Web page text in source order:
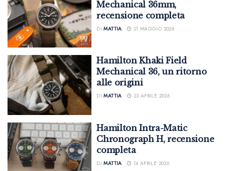
Mechanical 36mm,
recensione completa
DI MATTIA 21 MAGGIO 2026
Hamilton Khaki Field
Mechanical 36, un ritorno
alle origini
DI MATTIA 23 APRILE 2026
Hamilton Intra-Matic
Chronograph H, recensione
completa
DI MATTIA 14 APRILE 2026